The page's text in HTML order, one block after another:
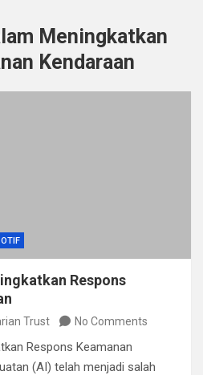
Meningkatkan
Kendaraan
Respons
Trust No Comments
Respons Keamanan
(AI) telah menjadi salah